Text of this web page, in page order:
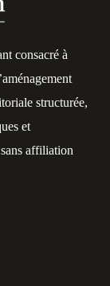
consacré à
structurée,
et
affiliation